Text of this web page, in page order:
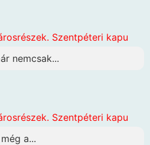
Szentpéteri kapu
nemcsak...
Szentpéteri kapu
a...